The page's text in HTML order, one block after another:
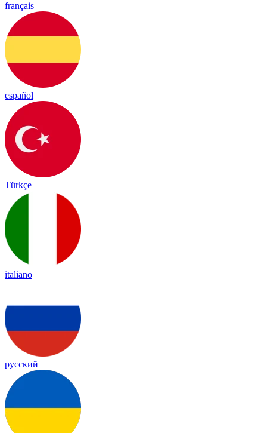
français
español
Türkçe
italiano
русский